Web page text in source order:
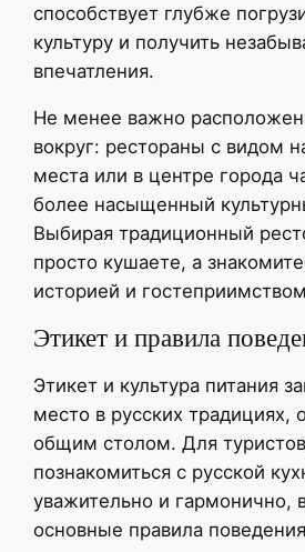
способствует глубже
культуру и получить
впечатления.
Не менее важно
вокруг: рестораны с видом
места или в центре города
более насыщенный
Выбирая традиционный
просто кушаете, а
историей и
Этикет и правила
Этикет и культура питания
место в русских традициях,
общим столом. Для
познакомиться с русской
уважительно и гармонично,
основные правила